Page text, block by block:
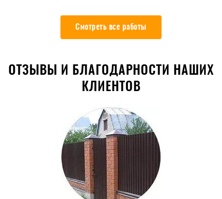
Смотреть все работы
ОТЗЫВЫ И БЛАГОДАРНОСТИ НАШИХ
КЛИЕНТОВ